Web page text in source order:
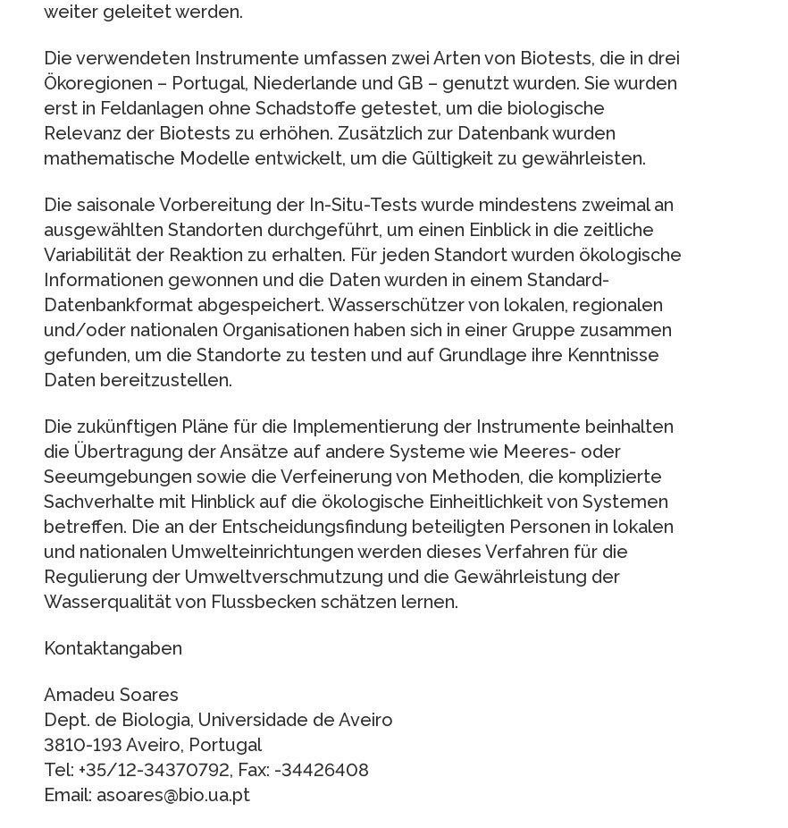
weiter geleitet werden.
Die verwendeten Instrumente umfassen zwei Arten von Biotests, die in drei
Ökoregionen – Portugal, Niederlande und GB – genutzt wurden. Sie wurden
erst in Feldanlagen ohne Schadstoffe getestet, um die biologische
Relevanz der Biotests zu erhöhen. Zusätzlich zur Datenbank wurden
mathematische Modelle entwickelt, um die Gültigkeit zu gewährleisten.
Die saisonale Vorbereitung der In-Situ-Tests wurde mindestens zweimal an
ausgewählten Standorten durchgeführt, um einen Einblick in die zeitliche
Variabilität der Reaktion zu erhalten. Für jeden Standort wurden ökologische
Informationen gewonnen und die Daten wurden in einem Standard-
Datenbankformat abgespeichert. Wasserschützer von lokalen, regionalen
und/oder nationalen Organisationen haben sich in einer Gruppe zusammen
gefunden, um die Standorte zu testen und auf Grundlage ihre Kenntnisse
Daten bereitzustellen.
Die zukünftigen Pläne für die Implementierung der Instrumente beinhalten
die Übertragung der Ansätze auf andere Systeme wie Meeres- oder
Seeumgebungen sowie die Verfeinerung von Methoden, die komplizierte
Sachverhalte mit Hinblick auf die ökologische Einheitlichkeit von Systemen
betreffen. Die an der Entscheidungsfindung beteiligten Personen in lokalen
und nationalen Umwelteinrichtungen werden dieses Verfahren für die
Regulierung der Umweltverschmutzung und die Gewährleistung der
Wasserqualität von Flussbecken schätzen lernen.
Kontaktangaben
Amadeu Soares
Dept. de Biologia, Universidade de Aveiro
3810-193 Aveiro, Portugal
Tel: +35/12-34370792, Fax: -34426408
Email: asoares@bio.ua.pt